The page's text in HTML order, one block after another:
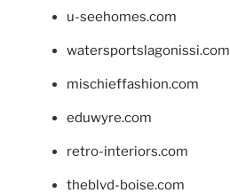
u-seehomes.com
watersportslagonissi.com
mischieffashion.com
eduwyre.com
retro-interiors.com
theblvd-boise.com